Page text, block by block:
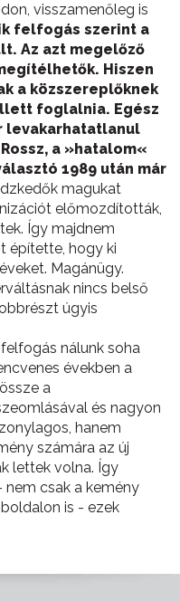
visszamenőleg is
felfogás szerint a
Az azt megelőző
Hiszen
a közszereplőknek
foglalnia. Egész
levakarhatatlanul
a »hatalom«
1989 után már
magukat
előmozdították,
Így majdnem
építette, hogy ki
Magánügy.
nincs belső
úgyis
nálunk soha
években a
a
és nagyon
hanem
számára az új
lettek volna. Így
csak a kemény
is - ezek